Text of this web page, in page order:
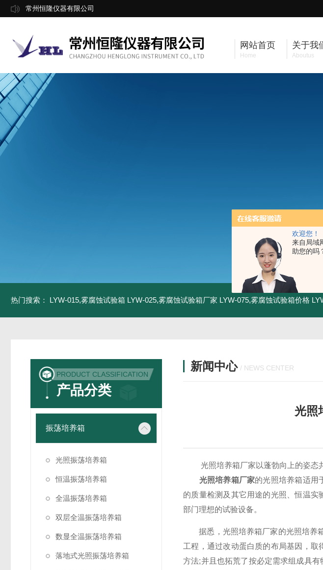
欢迎您！
来自局域
助您的吗
常州恒隆仪器有限公司
网站首页
Home
关于我
Aboutus
热门搜索： LYW-015,雾腐蚀试验箱 LYW-025,雾腐蚀试验箱厂家 LYW-075,雾腐蚀试验箱价格
PRODUCT CLASSIFICATION
产品分类
振荡培养箱
光照振荡培养箱
恒温振荡培养箱
全温振荡培养箱
双层全温振荡培养箱
数显全温振荡培养箱
落地式光照振荡培养箱
新闻中心 / NEWS CENTER
光照
光照培养箱厂家以蓬勃向上的姿态
光照培养箱厂家的光照培养箱适用
的质量检测及其它用途的光照、恒温
部门理想的试验设备。
据悉，光照培养箱厂家的光照培养箱
工程，通过改动蛋白质的布局基因，
方法;并且也拓荒了按必定需求组成具